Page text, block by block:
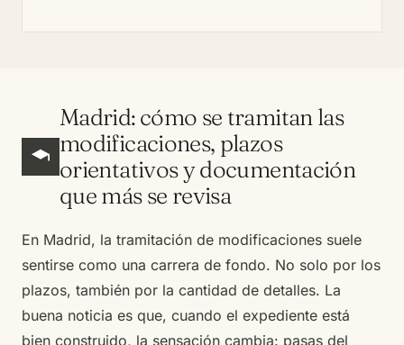
Madrid: cómo se tramitan las
modificaciones, plazos
orientativos y documentación
que más se revisa
En Madrid, la tramitación de modificaciones suele
sentirse como una carrera de fondo. No solo por los
plazos, también por la cantidad de detalles. La
buena noticia es que, cuando el expediente está
bien construido, la sensación cambia: pasas del